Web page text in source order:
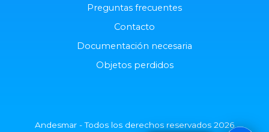
Preguntas frecuentes
Contacto
Documentación necesaria
Objetos perdidos
Andesmar - Todos los derechos reservados 2026